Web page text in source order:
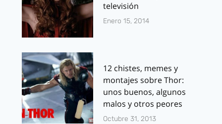
televisión
Enero 15, 2014
12 chistes, memes y
montajes sobre Thor:
unos buenos, algunos
malos y otros peores
Octubre 31, 2013